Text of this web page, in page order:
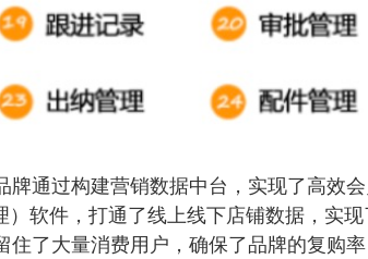
牌通过构建营销数据中台，实现了高效
）软件，打通了线上线下店铺数据，实
住了大量消费用户，确保了品牌的复购